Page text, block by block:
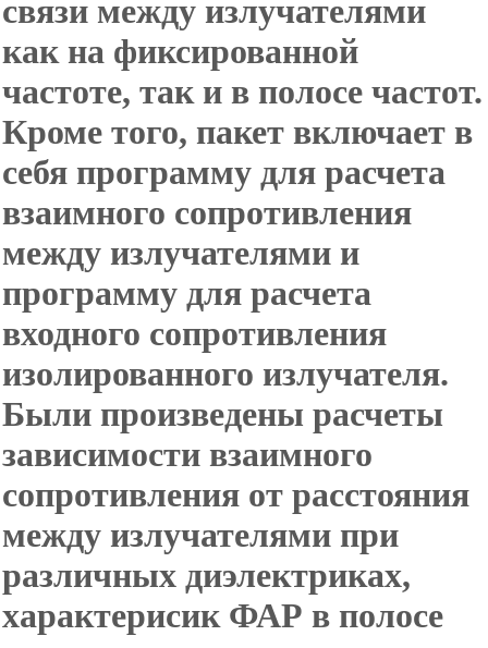
связи между излучателями
как на фиксированной
частоте, так и в полосе частот.
Кроме того, пакет включает в
себя программу для расчета
взаимного сопротивления
между излучателями и
программу для расчета
входного сопротивления
изолированного излучателя.
Были произведены расчеты
зависимости взаимного
сопротивления от расстояния
между излучателями при
различных диэлектриках,
характерисик ФАР в полосе